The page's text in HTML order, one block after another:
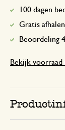
100 dagen
Gratis
Beoordeling
Bekijk